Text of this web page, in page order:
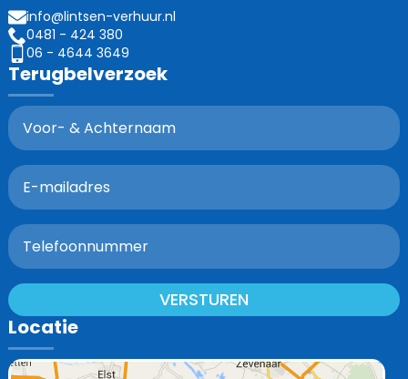
info@lintsen-verhuur.nl
0481 - 424 380
06 - 4644 3649
Terugbelverzoek
VERSTUREN
Locatie